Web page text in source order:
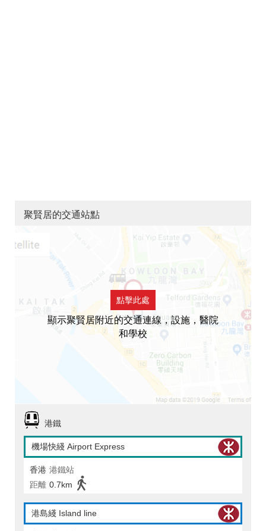
聚賢居的交通站點
點擊此處
顯示聚賢居附近的交通連線，設施，醫院
和學校
港鐵
機場快綫 Airport Express
香港 港鐵站
距離 0.7km
港島綫 Island line